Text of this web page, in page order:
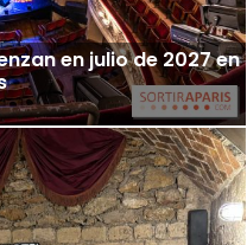
en julio de 2027 en